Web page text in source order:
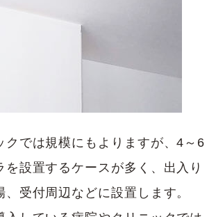
クでは規模にもよりますが、4～6
を設置するケースが多く、出入り
、受付周辺などに設置します。